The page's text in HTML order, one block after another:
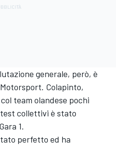
generale, però, è
Colapinto,
team olandese pochi
collettivi è stato
1.
perfetto ed ha